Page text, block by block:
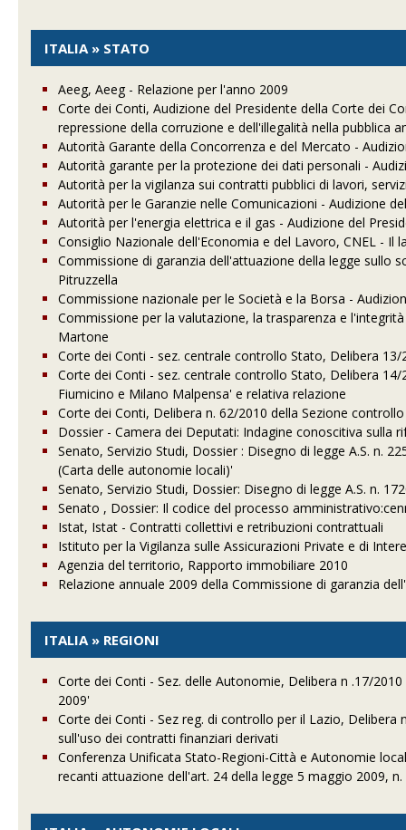
ITALIA » STATO
Aeeg, Aeeg - Relazione per l'anno 2009
Corte dei Conti, Audizione del Presidente della Corte dei
repressione della corruzione e dell'illegalità nella pubblica
Autorità Garante della Concorrenza e del Mercato -
Autorità garante per la protezione dei dati personali -
Autorità per la vigilanza sui contratti pubblici di lavori,
Autorità per le Garanzie nelle Comunicazioni - Audizione
Autorità per l'energia elettrica e il gas - Audizione del
Consiglio Nazionale dell'Economia e del Lavoro, CNEL - Il
Commissione di garanzia dell'attuazione della legge sullo
Pitruzzella
Commissione nazionale per le Società e la Borsa -
Commissione per la valutazione, la trasparenza e
Martone
Corte dei Conti - sez. centrale controllo Stato, Delibera
Corte dei Conti - sez. centrale controllo Stato, Delibera
Fiumicino e Milano Malpensa' e relativa relazione
Corte dei Conti, Delibera n. 62/2010 della Sezione
Dossier - Camera dei Deputati: Indagine conoscitiva sulla
Senato, Servizio Studi, Dossier : Disegno di legge A.S. n.
(Carta delle autonomie locali)'
Senato, Servizio Studi, Dossier: Disegno di legge A.S. n.
Senato , Dossier: Il codice del processo
Istat, Istat - Contratti collettivi e retribuzioni contrattuali
Istituto per la Vigilanza sulle Assicurazioni Private e di
Agenzia del territorio, Rapporto immobiliare 2010
Relazione annuale 2009 della Commissione di garanzia
ITALIA » REGIONI
Corte dei Conti - Sez. delle Autonomie, Delibera n .17/
2009'
Corte dei Conti - Sez reg. di controllo per il Lazio,
sull'uso dei contratti finanziari derivati
Conferenza Unificata Stato-Regioni-Città e Autonomie
recanti attuazione dell'art. 24 della legge 5 maggio 2009,